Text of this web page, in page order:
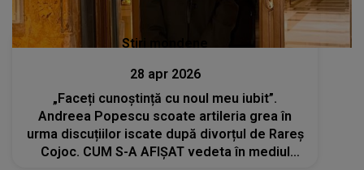
Stiri mondene
28 apr 2026
„Faceți cunoștință cu noul meu iubit”.
Andreea Popescu scoate artileria grea în
urma discuțiilor iscate după divorțul de Rareș
Cojoc. CUM S-A AFIȘAT vedeta în mediul